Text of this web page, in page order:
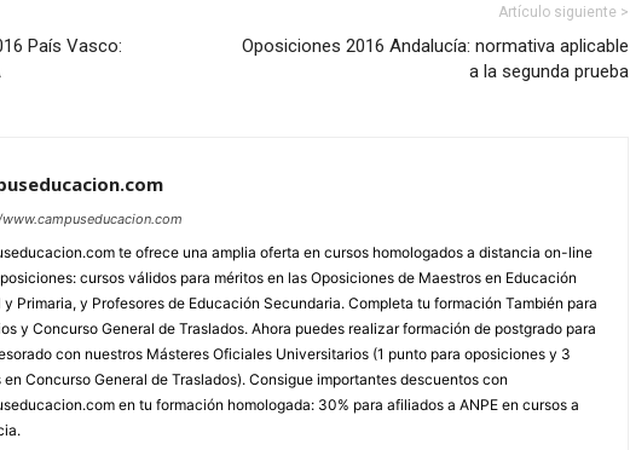
País Vasco:
Artículo siguiente >
Oposiciones 2016 Andalucía: normativa aplicable
a la segunda prueba
te ofrece una amplia oferta en cursos homologados a distancia on-line
cursos válidos para méritos en las Oposiciones de Maestros en Educación
y Primaria, y Profesores de Educación Secundaria. Completa tu formación También para
y Concurso General de Traslados. Ahora puedes realizar formación de postgrado para
con nuestros Másteres Oficiales Universitarios (1 punto para oposiciones y 3
en Concurso General de Traslados). Consigue importantes descuentos con
en tu formación homologada: 30% para afiliados a ANPE en cursos a